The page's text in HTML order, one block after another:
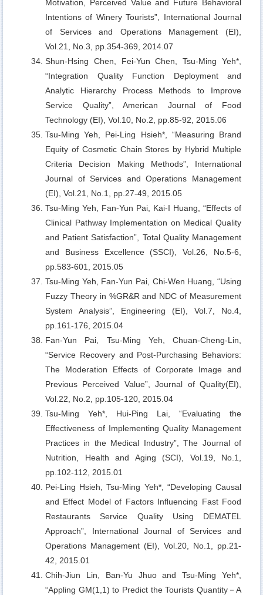
Motivation, Perceived Value and Future Behavioral
Intentions of Winery Tourists”, International Journal
of Services and Operations Management (EI),
Vol.21, No.3, pp.354-369, 2014.07
Shun-Hsing Chen, Fei-Yun Chen, Tsu-Ming Yeh*,
“Integration Quality Function Deployment and
Analytic Hierarchy Process Methods to Improve
Service Quality”, American Journal of Food
Technology (EI), Vol.10, No.2, pp.85-92, 2015.06
Tsu-Ming Yeh, Pei-Ling Hsieh*, “Measuring Brand
Equity of Cosmetic Chain Stores by Hybrid Multiple
Criteria Decision Making Methods”, International
Journal of Services and Operations Management
(EI), Vol.21, No.1, pp.27-49, 2015.05
Tsu-Ming Yeh, Fan-Yun Pai, Kai-I Huang, “Effects of
Clinical Pathway Implementation on Medical Quality
and Patient Satisfaction”, Total Quality Management
and Business Excellence (SSCI), Vol.26, No.5-6,
pp.583-601, 2015.05
Tsu-Ming Yeh, Fan-Yun Pai, Chi-Wen Huang, “Using
Fuzzy Theory in %GR&R and NDC of Measurement
System Analysis”, Engineering (EI), Vol.7, No.4,
pp.161-176, 2015.04
Fan-Yun Pai, Tsu-Ming Yeh, Chuan-Cheng-Lin,
“Service Recovery and Post-Purchasing Behaviors:
The Moderation Effects of Corporate Image and
Previous Perceived Value”, Journal of Quality(EI),
Vol.22, No.2, pp.105-120, 2015.04
Tsu-Ming Yeh*, Hui-Ping Lai, “Evaluating the
Effectiveness of Implementing Quality Management
Practices in the Medical Industry”, The Journal of
Nutrition, Health and Aging (SCI), Vol.19, No.1,
pp.102-112, 2015.01
Pei-Ling Hsieh, Tsu-Ming Yeh*, “Developing Causal
and Effect Model of Factors Influencing Fast Food
Restaurants Service Quality Using DEMATEL
Approach”, International Journal of Services and
Operations Management (EI), Vol.20, No.1, pp.21-
42, 2015.01
Chih-Jiun Lin, Ban-Yu Jhuo and Tsu-Ming Yeh*,
“Appling GM(1,1) to Predict the Tourists Quantity－A